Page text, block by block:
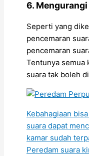
6.
Seperti yang
pencemaran
pencemaran
Tentunya semua
suara tak boleh
Kebahagiaan
suara dapat
kamar sudah
Peredam suara